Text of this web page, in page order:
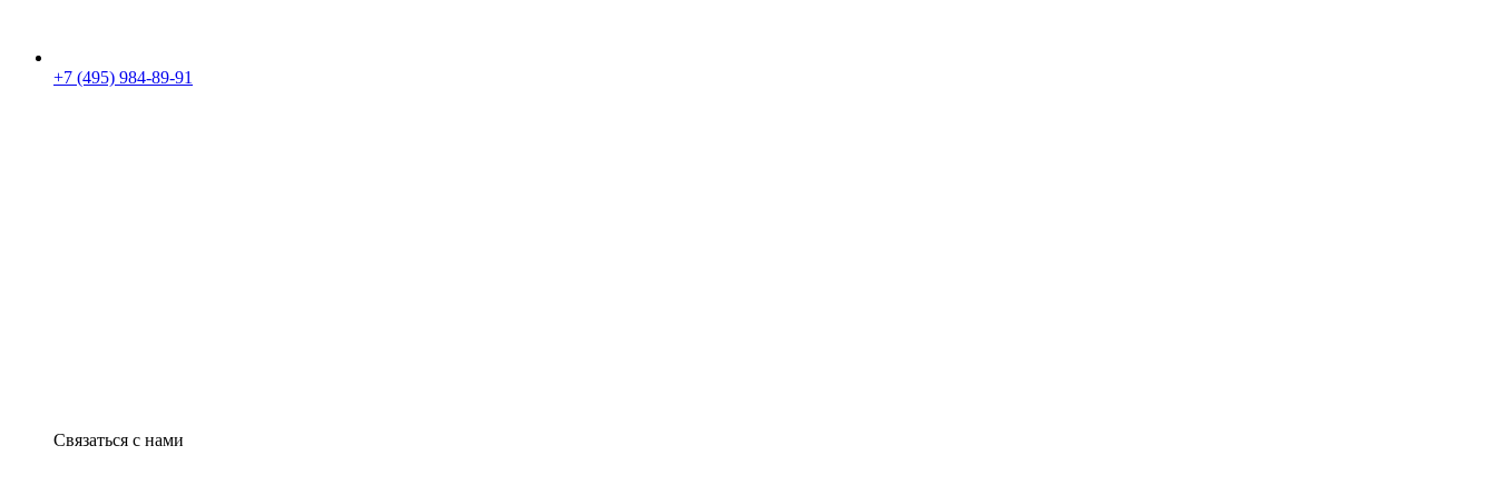
+7 (495) 984-89-91
Связаться с нами